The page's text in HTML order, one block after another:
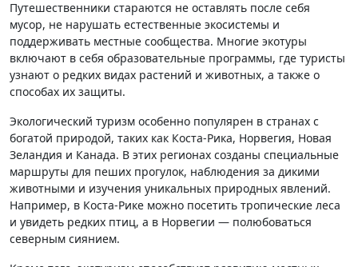
Путешественники стараются не оставлять после себя
мусор, не нарушать естественные экосистемы и
поддерживать местные сообщества. Многие экотуры
включают в себя образовательные программы, где туристы
узнают о редких видах растений и животных, а также о
способах их защиты.
Экологический туризм особенно популярен в странах с
богатой природой, таких как Коста-Рика, Норвегия, Новая
Зеландия и Канада. В этих регионах созданы специальные
маршруты для пеших прогулок, наблюдения за дикими
животными и изучения уникальных природных явлений.
Например, в Коста-Рике можно посетить тропические леса
и увидеть редких птиц, а в Норвегии — полюбоваться
северным сиянием.